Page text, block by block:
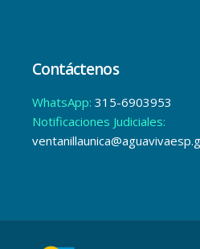
Contáctenos
WhatsApp: 315-6903953
Notificaciones Judiciales: